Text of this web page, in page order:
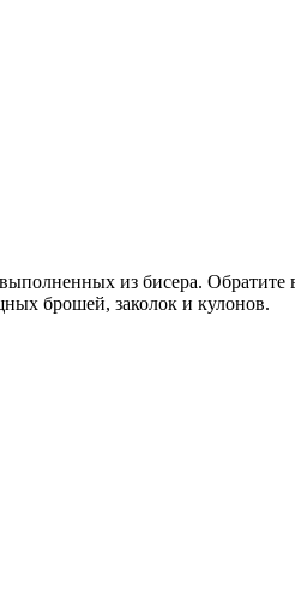
из бисера. Обратите
брошей, заколок и кулонов.